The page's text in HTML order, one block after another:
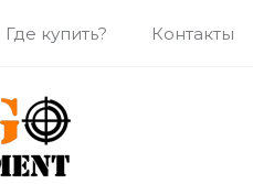
Где купить? Контакты